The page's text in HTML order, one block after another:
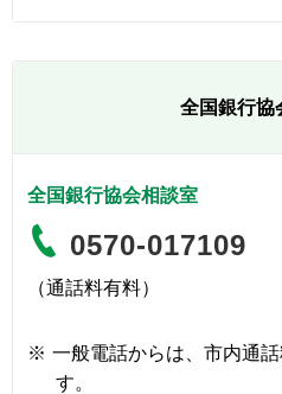
全国銀行協
全国銀行協会相談室
0570-017109
（通話料有料）
※ 一般電話からは、市内通
す。